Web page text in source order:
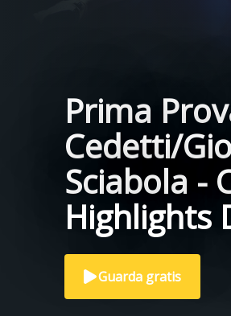
Prima
Cedetti/
Sciabola -
Highlights
Guarda gratis